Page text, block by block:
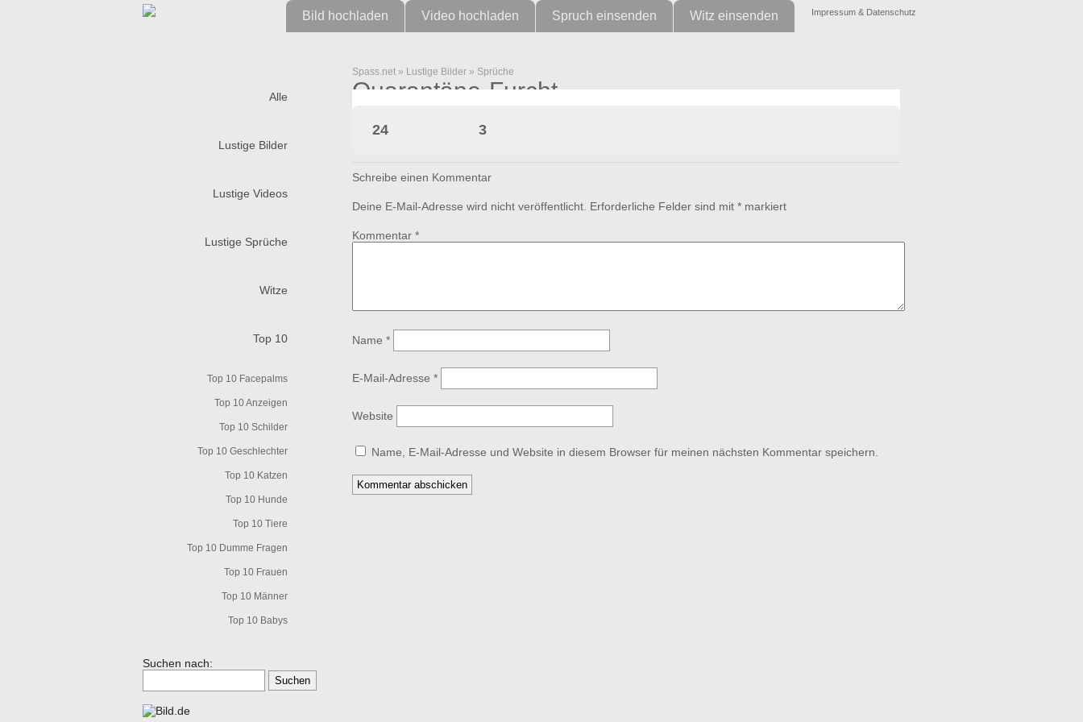
Impressum & Datenschutz
Bild hochladen Video hochladen Spruch einsenden Witz einsenden
Alle
Lustige Bilder
Lustige Videos
Lustige Sprüche
Witze
Top 10
Top 10 Facepalms
Top 10 Anzeigen
Top 10 Schilder
Top 10 Geschlechter
Top 10 Katzen
Top 10 Hunde
Top 10 Tiere
Top 10 Dumme Fragen
Top 10 Frauen
Top 10 Männer
Top 10 Babys
Suchen nach:
Spass.net » Lustige Bilder » Sprüche
Quarantäne-Furcht
24 3
Schreibe einen Kommentar
Deine E-Mail-Adresse wird nicht veröffentlicht. Erforderliche Felder sind mit * markiert
Kommentar *
Name *
E-Mail-Adresse *
Website
Name, E-Mail-Adresse und Website in diesem Browser für meinen nächsten Kommentar speichern.